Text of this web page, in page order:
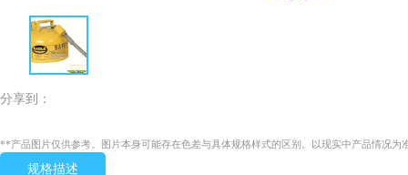
分享到：
**产品图片仅供参考。图片本身可能存在色差与具体规格样式的区别。以现实中产品情况为
规格描述